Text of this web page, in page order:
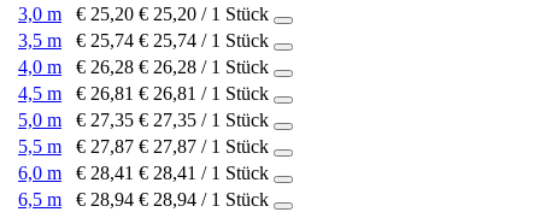
3,0 m
€ 25,20 € 25,20 / 1 Stück
3,5 m
€ 25,74 € 25,74 / 1 Stück
4,0 m
€ 26,28 € 26,28 / 1 Stück
4,5 m
€ 26,81 € 26,81 / 1 Stück
5,0 m
€ 27,35 € 27,35 / 1 Stück
5,5 m
€ 27,87 € 27,87 / 1 Stück
6,0 m
€ 28,41 € 28,41 / 1 Stück
6,5 m
€ 28,94 € 28,94 / 1 Stück